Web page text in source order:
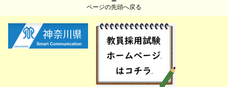
ページの先頭へ戻る